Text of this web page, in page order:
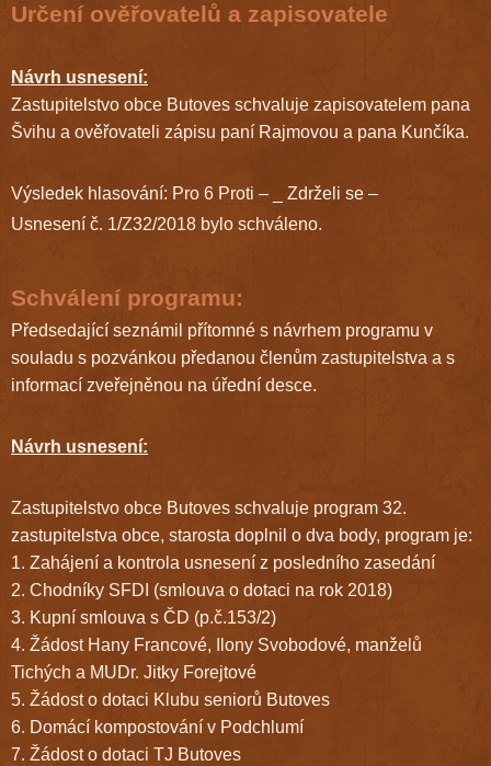
Určení ověřovatelů a zapisovatele
Návrh usnesení:
Zastupitelstvo obce Butoves schvaluje zapisovatelem pana
Švihu a ověřovateli zápisu paní Rajmovou a pana Kunčíka.
Výsledek hlasování: Pro 6 Proti – _ Zdrželi se –
Usnesení č. 1/Z32/2018 bylo schváleno.
Schválení programu:
Předsedající seznámil přítomné s návrhem programu v
souladu s pozvánkou předanou členům zastupitelstva a s
informací zveřejněnou na úřední desce.
Návrh usnesení:
Zastupitelstvo obce Butoves schvaluje program 32.
zastupitelstva obce, starosta doplnil o dva body, program je:
1. Zahájení a kontrola usnesení z posledního zasedání
2. Chodníky SFDI (smlouva o dotaci na rok 2018)
3. Kupní smlouva s ČD (p.č.153/2)
4. Žádost Hany Francové, Ilony Svobodové, manželů
Tichých a MUDr. Jitky Forejtové
5. Žádost o dotaci Klubu seniorů Butoves
6. Domácí kompostování v Podchlumí
7. Žádost o dotaci TJ Butoves